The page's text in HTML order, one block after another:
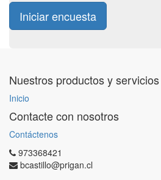
Iniciar encuesta
Nuestros productos y servicios
Inicio
Contacte con nosotros
Contáctenos
973368421
bcastillo@prigan.cl